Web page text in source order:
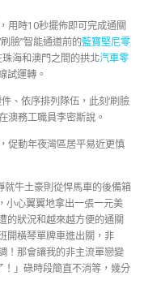
用時10秒擺佈即可完成通關
臉”智能通道前的藍寶堅尼零
海和澳門之間的拱北汽車零
試運轉。
、依序排列隊伍，此刻‘刷臉
澳務工職員李密斯說。
促動年夜灣區居平易近更慎
就牛土豪則從悍馬車的後備箱
小心翼翼地拿出一張一元美
的狀況和越來越方便的通關
開橫琴單牌車進出關，非
！那會讓我的非主流單戀變
」碌時段簡直不消等，幾分